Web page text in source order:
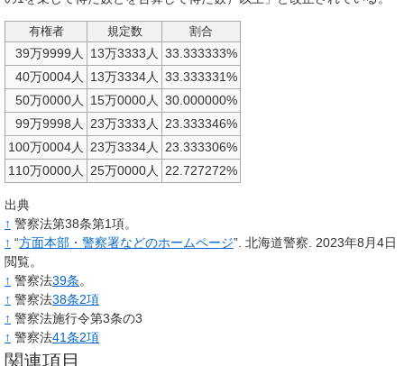
有権者 規定数 割合
39万9999人 13万3333人 33.333333%
40万0004人
13万3334人 33.333331%
50万0000人
15万0000人 30.000000%
99万9998人 23万3333人 23.333346%
100万0004人 23万3334人 23.333306%
110万0000人 25万0000人 22.727272%
出典
↑ 警察法第38条第1項。
↑ “方面本部・警察署などのホームページ”. 北海道警察. 2023年8月4日
閲覧。
↑ 警察法39条。
↑ 警察法38条2項
↑ 警察法施行令第3条の3
↑ 警察法41条2項
関連項目